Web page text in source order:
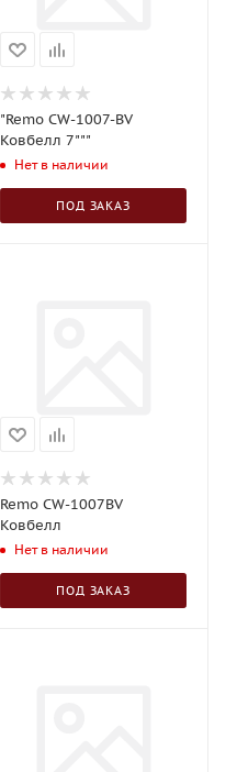
"Remo CW-1007-BV
Ковбелл 7"""
Нет в наличии
ПОД ЗАКАЗ
Remo CW-1007BV
Ковбелл
Нет в наличии
ПОД ЗАКАЗ